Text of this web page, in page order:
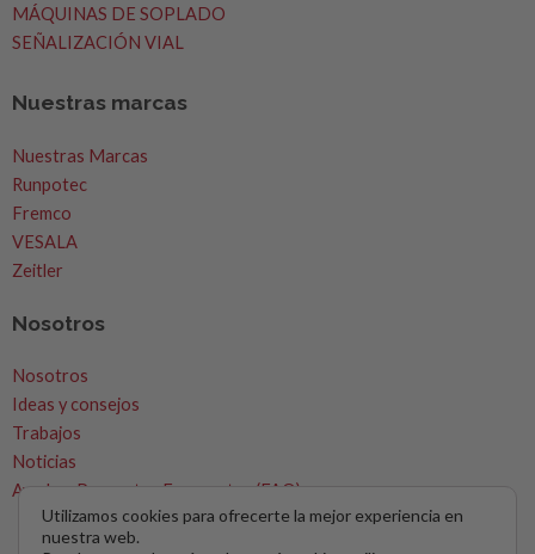
MÁQUINAS DE SOPLADO
SEÑALIZACIÓN VIAL
Nuestras marcas
Nuestras Marcas
Runpotec
Fremco
VESALA
Zeitler
Nosotros
Nosotros
Ideas y consejos
Trabajos
Noticias
Ayuda – Preguntas Frecuentes (FAQ)
Utilizamos cookies para ofrecerte la mejor experiencia en
nuestra web.
MICROZANJAS